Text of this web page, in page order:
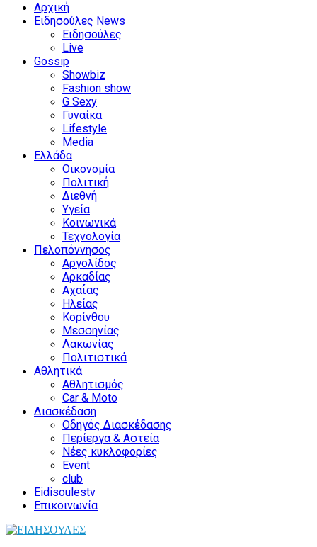
Αρχική
Ειδησούλες News
Ειδησούλες
Live
Gossip
Showbiz
Fashion show
G Sexy
Γυναίκα
Lifestyle
Media
Ελλάδα
Οικονομία
Πολιτική
Διεθνή
Υγεία
Κοινωνικά
Τεχνολογία
Πελοπόννησος
Αργολίδος
Αρκαδίας
Αχαΐας
Ηλείας
Κορίνθου
Μεσσηνίας
Λακωνίας
Πολιτιστικά
Αθλητικά
Αθλητισμός
Car & Moto
Διασκέδαση
Οδηγός Διασκέδασης
Περίεργα & Αστεία
Νέες κυκλοφορίες
Event
club
Eidisoulestv
Επικοινωνία